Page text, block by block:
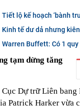
Tiết lộ kế hoạch ‘bành
Kinh tế dư dả nhưng
Warren Buffett: Có 1
tạm dừng tăng
Dự trữ Liên
Patrick Harker vừa